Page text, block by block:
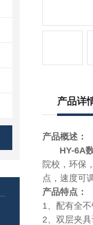
产品详
产品概述
HY-6A
院校，环保
点，速度可
产品特点：
1、配有全
2、双层夹